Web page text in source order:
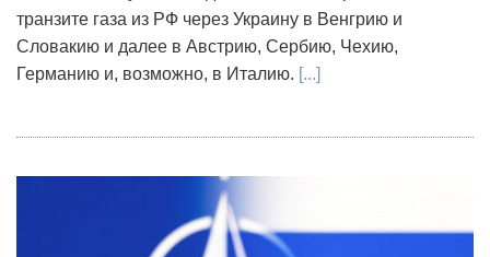
транзите газа из РФ через Украину в Венгрию и
Словакию и далее в Австрию, Сербию, Чехию,
Германию и, возможно, в Италию. [...]